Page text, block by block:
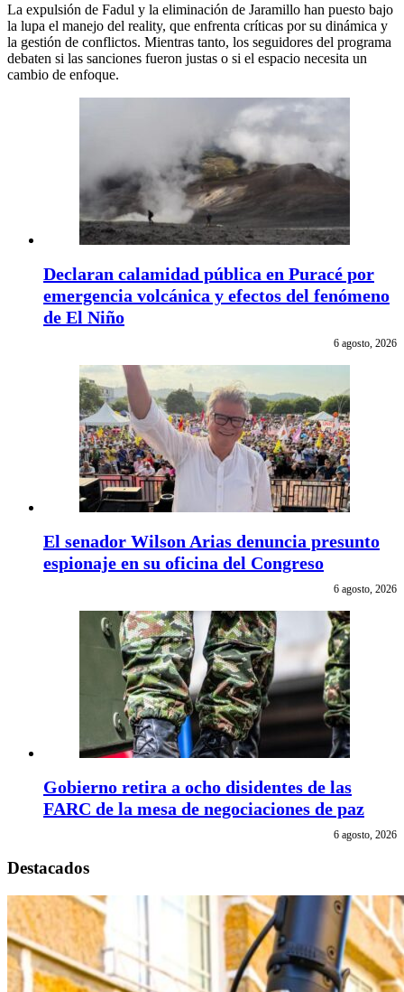
La expulsión de Fadul y la eliminación de Jaramillo han puesto bajo
la lupa el manejo del reality, que enfrenta críticas por su dinámica y
la gestión de conflictos. Mientras tanto, los seguidores del programa
debaten si las sanciones fueron justas o si el espacio necesita un
cambio de enfoque.
Declaran calamidad pública en Puracé por
emergencia volcánica y efectos del fenómeno
de El Niño
6 agosto, 2026
El senador Wilson Arias denuncia presunto
espionaje en su oficina del Congreso
6 agosto, 2026
Gobierno retira a ocho disidentes de las
FARC de la mesa de negociaciones de paz
6 agosto, 2026
Destacados